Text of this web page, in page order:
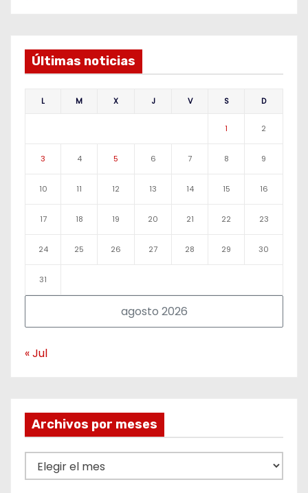
Últimas noticias
agosto 2026
L M X J V S D
1 2
3 4 5 6 7 8 9
10 11 12 13 14 15 16
17 18 19 20 21 22 23
24 25 26 27 28 29 30
31
« Jul
Archivos por meses
r